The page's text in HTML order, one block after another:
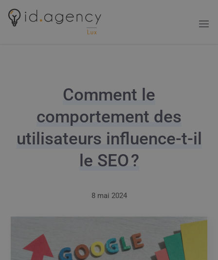
Comment le
comportement des
utilisateurs influence-t-il
le SEO ?
8 mai 2024